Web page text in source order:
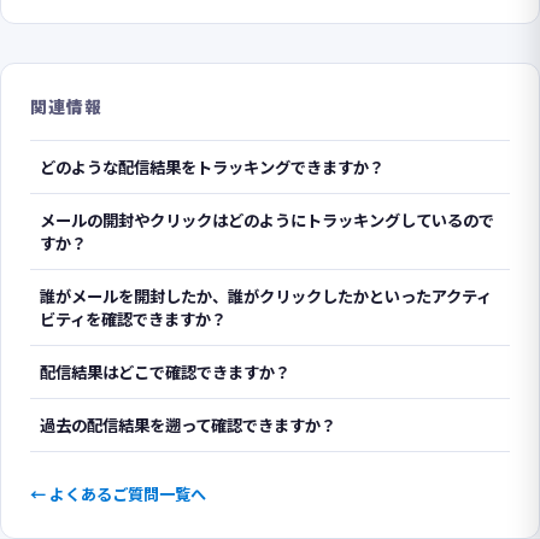
関連情報
どのような配信結果をトラッキングできますか？
メールの開封やクリックはどのようにトラッキングしているので
すか？
誰がメールを開封したか、誰がクリックしたかといったアクティ
ビティを確認できますか？
配信結果はどこで確認できますか？
過去の配信結果を遡って確認できますか？
← よくあるご質問一覧へ